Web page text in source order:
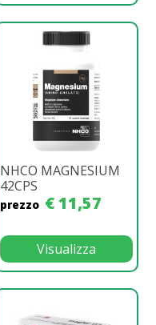
NHCO MAGNESIUM
42CPS
prezzo € 11,57
Visualizza